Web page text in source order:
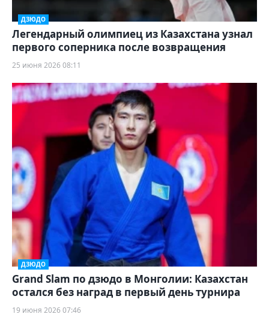
ДЗЮДО
Легендарный олимпиец из Казахстана узнал
первого соперника после возвращения
25 июня 2026 08:11
ДЗЮДО
Grand Slam по дзюдо в Монголии: Казахстан
остался без наград в первый день турнира
19 июня 2026 07:46